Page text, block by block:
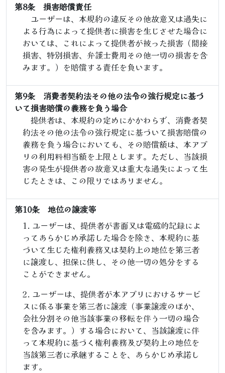
第8条 損害賠償責任
ユーザーは、本規約の違反その他故意又は過失に
よる行為によって提供者に損害を生じさせた場合に
おいては、これによって提供者が被った損害（間接
損害、特別損害、弁護士費用その他一切の損害を含
みます。）を賠償する責任を負います。
第9条 消費者契約法その他の法令の強行規定に基づ
いて損害賠償の義務を負う場合
提供者は、本規約の定めにかかわらず、消費者契
約法その他の法令の強行規定に基づいて損害賠償の
義務を負う場合においても、その賠償額は、本アプ
リの利用料相当額を上限とします。ただし、当該損
害の発生が提供者の故意又は重大な過失によって生
じたときは、この限りではありません。
第10条 地位の譲渡等
ユーザーは、提供者が書面又は電磁的記録によ
ってあらかじめ承諾した場合を除き、本規約に基
づいて生じた権利義務又は契約上の地位を第三者
に譲渡し、担保に供し、その他一切の処分をする
ことができません。
ユーザーは、提供者が本アプリにおけるサービ
スに係る事業を第三者に譲渡（事業譲渡のほか、
会社分割その他当該事業の移転を伴う一切の場合
を含みます。）する場合において、当該譲渡に伴
って本規約に基づく権利義務及び契約上の地位を
当該第三者に承継することを、あらかじめ承諾し
ます。